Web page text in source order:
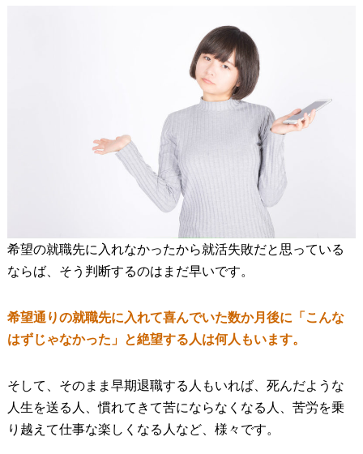
希望の就職先に入れなかったから就活失敗だと思っている
ならば、そう判断するのはまだ早いです。
希望通りの就職先に入れて喜んでいた数か月後に「こんな
はずじゃなかった」と絶望する人は何人もいます。
そして、そのまま早期退職する人もいれば、死んだような
人生を送る人、慣れてきて苦にならなくなる人、苦労を乗
り越えて仕事な楽しくなる人など、様々です。